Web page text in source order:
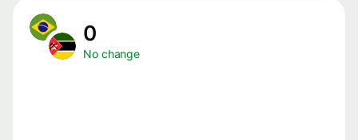
No change